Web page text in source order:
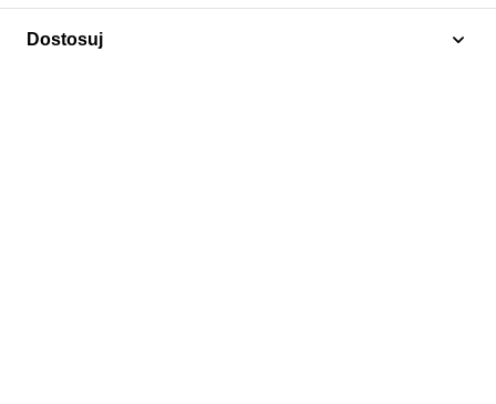
Polecamy
Dostosuj